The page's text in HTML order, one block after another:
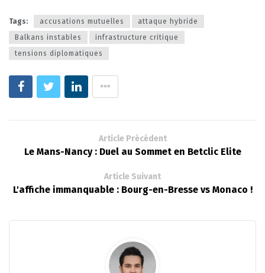
Tags: accusations mutuelles
attaque hybride
Balkans instables
infrastructure critique
tensions diplomatiques
Article Précédent
Le Mans-Nancy : Duel au Sommet en Betclic Elite
Article Suivant
L'affiche immanquable : Bourg-en-Bresse vs Monaco !